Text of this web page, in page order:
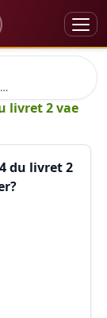
Validation d'acquis vae
livret 2 vae
du livret 2